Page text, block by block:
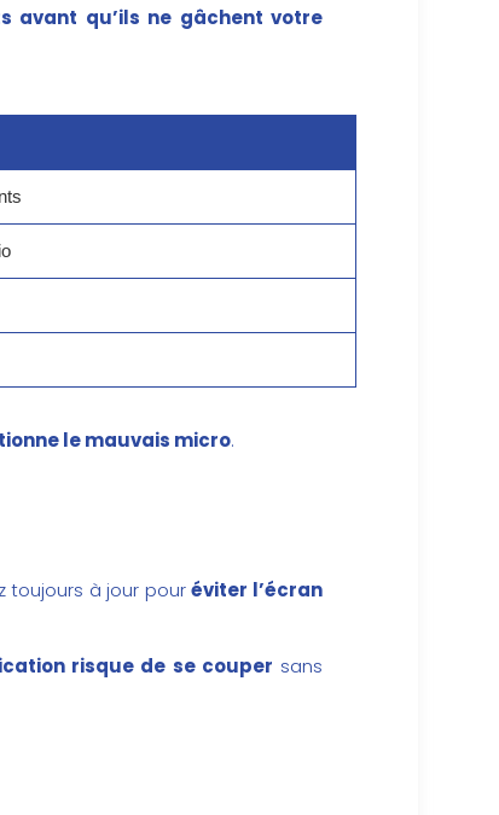
avant qu’ils ne gâchent votre
le mauvais micro.
toujours à jour pouréviter l’écran
risque de se couper sans